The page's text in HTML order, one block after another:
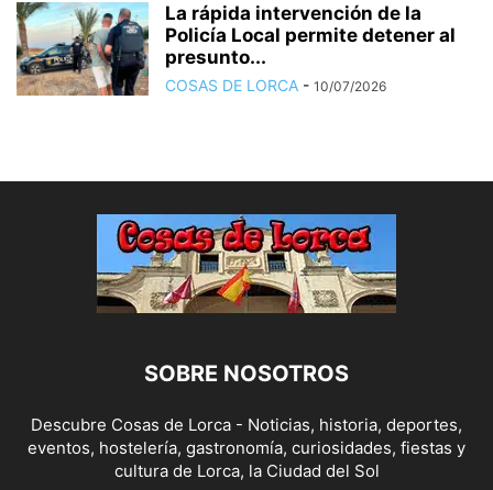
La rápida intervención de la
Policía Local permite detener al
presunto...
COSAS DE LORCA - 10/07/2026
SOBRE NOSOTROS
Descubre Cosas de Lorca - Noticias, historia, deportes,
eventos, hostelería, gastronomía, curiosidades, fiestas y
cultura de Lorca, la Ciudad del Sol